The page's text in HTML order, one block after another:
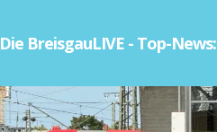
Die BreisgauLIVE - Top-News: